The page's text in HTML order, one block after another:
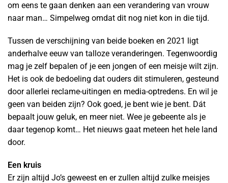
om eens te gaan denken aan een verandering van vrouw
naar man… Simpelweg omdat dit nog niet kon in die tijd.
Tussen de verschijning van beide boeken en 2021 ligt
anderhalve eeuw van talloze veranderingen. Tegenwoordig
mag je zelf bepalen of je een jongen of een meisje wilt zijn.
Het is ook de bedoeling dat ouders dit stimuleren, gesteund
door allerlei reclame-uitingen en media-optredens. En wil je
geen van beiden zijn? Ook goed, je bent wie je bent. Dát
bepaalt jouw geluk, en meer niet. Wee je gebeente als je
daar tegenop komt… Het nieuws gaat meteen het hele land
door.
Een kruis
Er zijn altijd Jo’s geweest en er zullen altijd zulke meisjes